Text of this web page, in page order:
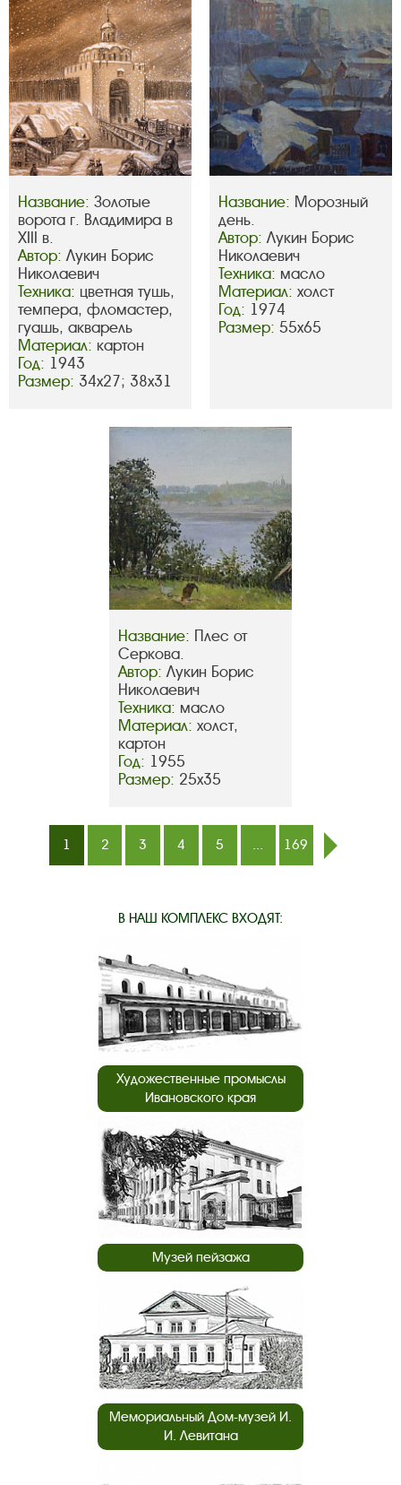
Название: Золотые
ворота г. Владимира в
XIII в.
Автор: Лукин Борис
Николаевич
Техника: цветная тушь,
темпера, фломастер,
гуашь, акварель
Материал: картон
Год: 1943
Размер: 34х27; 38х31
Название: Морозный
день.
Автор: Лукин Борис
Николаевич
Техника: масло
Материал: холст
Год: 1974
Размер: 55х65
Название: Плес от
Серкова.
Автор: Лукин Борис
Николаевич
Техника: масло
Материал: холст,
картон
Год: 1955
Размер: 25х35
1 2 3 4 5 ...
169
В НАШ КОМПЛЕКС ВХОДЯТ:
Художественные промыслы
Ивановского края
Музей пейзажа
Мемориальный Дом-музей И.
И. Левитана